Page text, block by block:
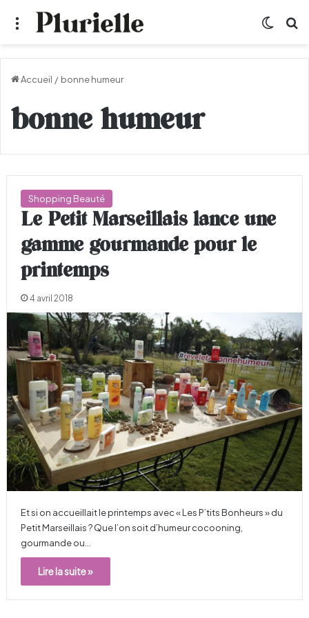
Menu
Accueil / bonne humeur
bonne humeur
Shopping Beauté
Le Petit Marseillais lance une
gamme gourmande pour le
printemps
4 avril 2018
Et si on accueillait le printemps avec « Les P’tits Bonheurs » du
Petit Marseillais ? Que l’on soit d’humeur cocooning,
gourmande ou…
Lire la suite »